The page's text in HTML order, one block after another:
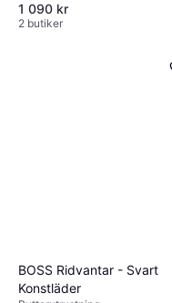
1 090 kr
2 butiker
BOSS Ridvantar - Svart
Konstläder